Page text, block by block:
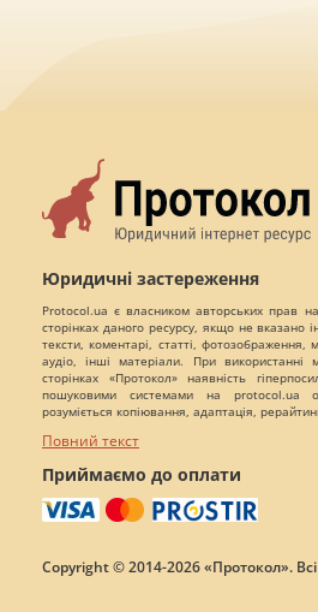
Юридичні застереження
Protocol.ua є власником авторських прав
сторінках даного ресурсу, якщо не вказано
тексти, коментарі, статті,
аудіо, інші матеріали. При
сторінках «Протокол» наявність
пошуковими системами на protocol.ua
розуміється копіювання, адаптація,
Повний текст
Приймаємо до оплати
Copyright © 2014-2026 «Протокол».